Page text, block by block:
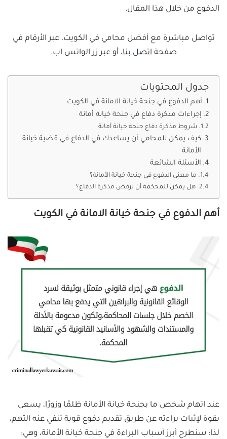
الدفوع من خلال هذا المقال.
تواصل مباشرة مع أفضل محامي في الكويت، عبر الأرقام في
صفحةاتصل بنا، أو عبر زر الواتس اب.
جدول المحتويات
أهم الدفوع في جنحة خيانة الامانة في الكويت
إجراءات مذكرة دفاع في جنحة خيانة أمانة
شروط مذكرة دفاع جنحة خيانة أمانة
كيف يمكن للمحامي أن يساعدك في الدفاع في قضية خيانة
الأمانة
الأسئلة الشائعة
ما معنى الدفوع في جنحة خيانة الأمانة؟
هل يمكن للمحكمة أن ترفض مذكرة الدفاع؟
أهم الدفوع في جنحة خيانة الامانة في الكويت
عند اتهام شخص ما بجنحة خيانة الأمانة ظلمًا وزورًا، يسعى
بقوة لإثبات براءته عن طريق تقديم دفوع قوية تنفي عنه التهم،
لذا؛ سنطرح أبرز أسباب البراءة في جنحة خيانة الأمانة، وهي: